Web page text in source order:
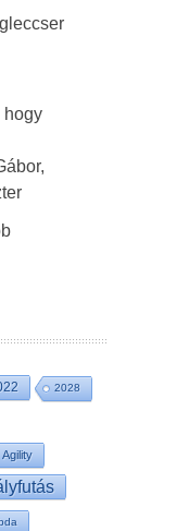
hogy
2028
Agility